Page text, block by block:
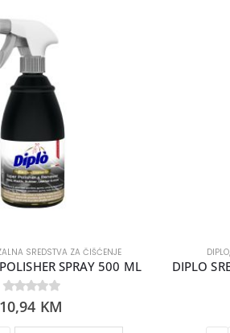
SREDSTVA ZA ČIŠĆENJE
SPRAY 500 ML
0out of 5
10,94 KM
DIPLO,